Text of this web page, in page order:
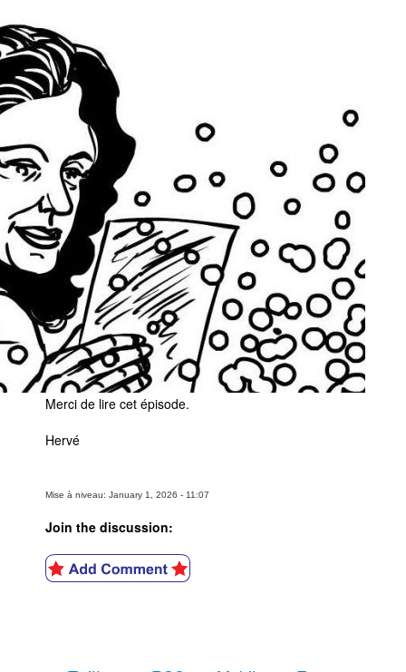
Merci de lire cet épisode.
Hervé
Mise à niveau: January 1, 2026 - 11:07
Join the discussion: